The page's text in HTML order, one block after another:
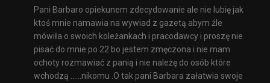
Pani Barbaro opiekunem zdecydowanie ale nie lubię jak
ktoś mnie namawia na wywiad z gazetą abym źle
mówiła o swoich koleżankach i pracodawcy i proszę nie
pisać do mnie po 22 bo jestem zmęczona i nie mam
ochoty rozmawiać z panią i nie należę do osób które
wchodzą ……nikomu .O tak pani Barbara załatwia swoje